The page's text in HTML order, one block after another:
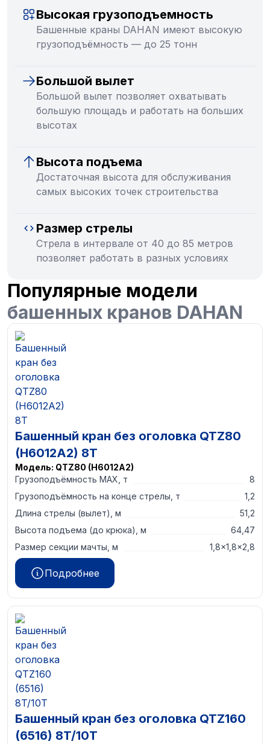
Высокая грузоподъемность
Башенные краны DAHAN имеют высокую
грузоподъёмность — до 25 тонн
Большой вылет
Большой вылет позволяет охватывать
большую площадь и работать на больших
высотах
Высота подъема
Достаточная высота для обслуживания
самых высоких точек строительства
Размер стрелы
Стрела в интервале от 40 до 85 метров
позволяет работать в разных условиях
Популярные модели
башенных кранов DAHAN
Башенный кран без оголовка QTZ80
(H6012A2) 8T
Модель: QTZ80 (H6012A2)
Грузоподъёмность MAX, т
8
Грузоподъёмность на конце стрелы, т
1,2
Длина стрелы (вылет), м
51,2
Высота подъема (до крюка), м
64,47
Размер секции мачты, м
1,8×1,8×2,8
Подробнее
Башенный кран без оголовка QTZ160
(6516) 8T/10T